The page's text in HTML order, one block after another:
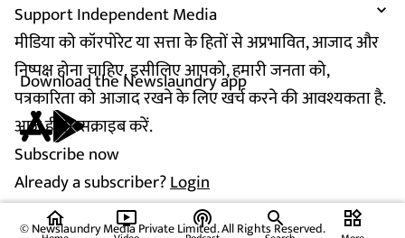
Support Independent Media
मीडिया को कॉरपोरेट या सत्ता के हितों से अप्रभावित, आजाद और
निष्पक्ष होना चाहिए. इसीलिए आपको, हमारी जनता को,
पत्रकारिता को आजाद रखने के लिए खर्च करने की आवश्यकता है.
आज ही सब्सक्राइब करें.
Subscribe now
Already a subscriber?Login
Download the Newslaundry app
© Newslaundry Media Private Limited. All Rights Reserved.
home ondemand_video podcasts widgets